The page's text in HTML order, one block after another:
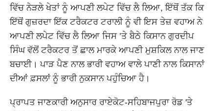
ਵਿੱਚ ਨੇੜਲੇ ਖੇਤਾਂ ਨੂੰ ਆਪਣੀ ਲਪੇਟ ਵਿੱਚ ਲੈ ਲਿਆ, ਇੱਥੋਂ ਤੱਕ ਕਿ
ਇੱਥੋਂ ਗੁਜ਼ਰਦਾ ਇੱਕ ਟਰੈਕਟਰ ਟਰਾਲੀ ਨੂੰ ਵੀ ਇਸ ਤੇਜ਼ ਵਹਾਅ ਨੇ
ਆਪਣੀ ਲਪੇਟ ਵਿੱਚ ਲੈ ਲਿਆ ਜਿਸ ’ਤੇ ਬੈਠੇ ਕਿਸਾਨ ਗੁਰਦੀਪ
ਸਿੰਘ ਵੱਲੋਂ ਟਰੈਕਟਰ ਤੋਂ ਛਾਲ ਮਾਰਕੇ ਆਪਣੀ ਮੁਸ਼ਕਿਲ ਨਾਲ ਜਾਣ
ਬਚਾਈ। ਪਾੜ ਪੈਣ ਨਾਲ ਭਾਰੀ ਵਹਾਅ ਵਾਲੇ ਪਾਣੀ ਨਾਲ ਕਿਸਾਨਾਂ
ਦੀਆਂ ਫ਼ਸਲਾਂ ਨੂੰ ਭਾਰੀ ਨੁਕਸਾਨ ਪਹੁੰਚਿਆ ਹੈ।
ਪ੍ਰਾਪਤ ਜਾਣਕਾਰੀ ਅਨੁਸਾਰ ਰਾਏਕੋਟ-ਸਹਿਬਾਜਪੁਰਾ ਰੋਡ 'ਤੇ